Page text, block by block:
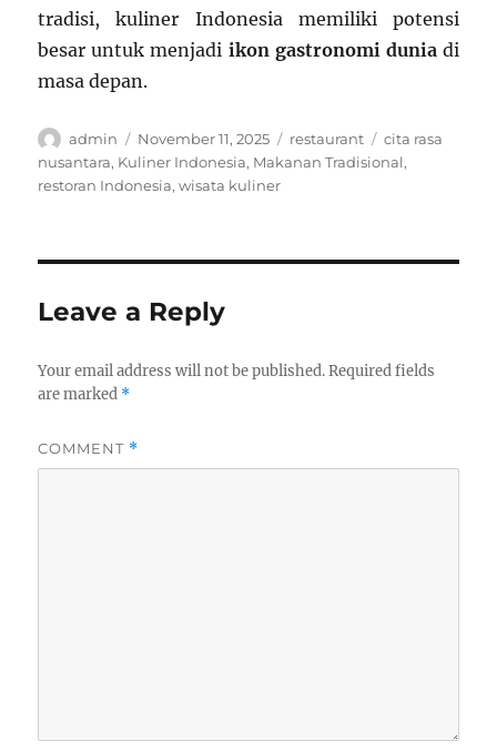
tradisi, kuliner Indonesia memiliki potensi
besar untuk menjadi ikon gastronomi duniadi
masa depan.
Author
admin
Posted
on
November 11, 2025 Categories
restaurant Tags
cita rasa
nusantara, Kuliner Indonesia, Makanan Tradisional,
restoran Indonesia,wisata kuliner
Leave a Reply
Your email address will not be published. Required fields
are marked *
COMMENT *